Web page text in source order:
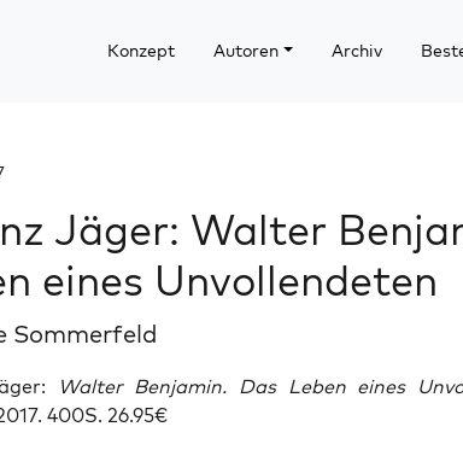
Konzept Autoren Archiv
Jäger: Walter
eines Unvollendeten
Sommerfeld
Walter Benjamin. Das Leben eines
400S. 26.95€